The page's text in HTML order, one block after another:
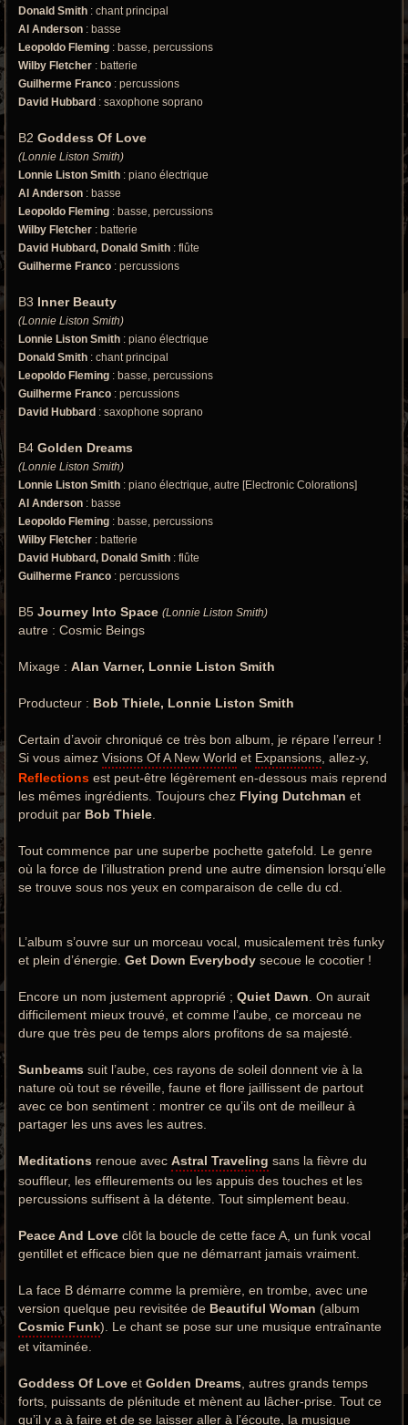
Donald Smith : chant principal
Al Anderson : basse
Leopoldo Fleming : basse, percussions
Wilby Fletcher : batterie
Guilherme Franco : percussions
David Hubbard : saxophone soprano
B2 Goddess Of Love
(Lonnie Liston Smith)
Lonnie Liston Smith : piano électrique
Al Anderson : basse
Leopoldo Fleming : basse, percussions
Wilby Fletcher : batterie
David Hubbard, Donald Smith : flûte
Guilherme Franco : percussions
B3 Inner Beauty
(Lonnie Liston Smith)
Lonnie Liston Smith : piano électrique
Donald Smith : chant principal
Leopoldo Fleming : basse, percussions
Guilherme Franco : percussions
David Hubbard : saxophone soprano
B4 Golden Dreams
(Lonnie Liston Smith)
Lonnie Liston Smith : piano électrique, autre [Electronic Colorations]
Al Anderson : basse
Leopoldo Fleming : basse, percussions
Wilby Fletcher : batterie
David Hubbard, Donald Smith : flûte
Guilherme Franco : percussions
B5 Journey Into Space (Lonnie Liston Smith)
autre : Cosmic Beings
Mixage : Alan Varner, Lonnie Liston Smith
Producteur : Bob Thiele, Lonnie Liston Smith
Certain d’avoir chroniqué ce très bon album, je répare l’erreur !
Si vous aimez Visions Of A New World et Expansions , allez-y,
Reflections est peut-être légèrement en-dessous mais reprend
les mêmes ingrédients. Toujours chez Flying Dutchman et
produit par Bob Thiele
Tout commence par une superbe pochette gatefold. Le genre
où la force de l’illustration prend une autre dimension lorsqu’elle
se trouve sous nos yeux en comparaison de celle du cd.
L’album s’ouvre sur un morceau vocal, musicalement très funky
et plein d’énergie. Get Down Everybody secoue le cocotier !
Encore un nom justement approprié ; Quiet Dawn . On aurait
difficilement mieux trouvé, et comme l’aube, ce morceau ne
dure que très peu de temps alors profitons de sa majesté.
Sunbeams suit l’aube, ces rayons de soleil donnent vie à la
nature où tout se réveille, faune et flore jaillissent de partout
avec ce bon sentiment : montrer ce qu’ils ont de meilleur à
partager les uns aves les autres.
Meditations renoue avec Astral Traveling sans la fièvre du
souffleur, les effleurements ou les appuis des touches et les
percussions suffisent à la détente. Tout simplement beau.
Peace And Love clôt la boucle de cette face A, un funk vocal
gentillet et efficace bien que ne démarrant jamais vraiment.
La face B démarre comme la première, en trombe, avec une
version quelque peu revisitée de Beautiful Woman (album
Cosmic Funk). Le chant se pose sur une musique entraînante
et vitaminée.
Goddess Of Love et Golden Dreams , autres grands temps
forts, puissants de plénitude et mènent au lâcher-prise. Tout ce
qu’il y a à faire et de se laisser aller à l’écoute, la musique